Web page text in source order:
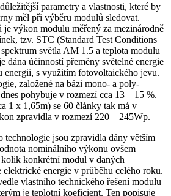
parametry a vlastnosti, které by
měl při výběru modulů sledovat.
výkon modulu měřený za mezinárodně
tzv. STC (Standard Test Conditions
světla AM 1.5 a teplota modulu
dána účinností přeměny světelné energie
energii, s využitím fotovoltaického jevu.
založené na bázi mono- a poly-
pohybuje v rozmezí cca 13 – 15 %.
1 x 1,65m) se 60 články tak má v
zpravidla v rozmezí 220 – 245Wp.
technologie jsou zpravidla dány větším
nominálního výkonu ovšem
konkrétní modul v daných
energie v průběhu celého roku.
vlastního technického řešení modulu
je teplotní koeficient. Ten popisuje